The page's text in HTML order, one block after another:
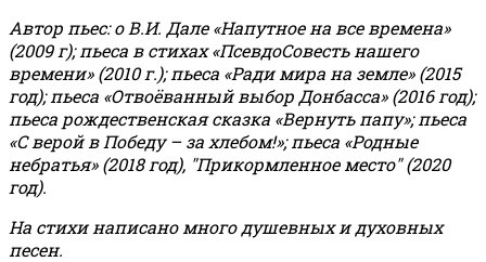
Автор пьес: о В.И. Дале «Напутное на все времена»
(2009 г); пьеса в стихах «ПсевдоСовесть нашего
времени» (2010 г.); пьеса «Ради мира на земле» (2015
год); пьеса «Отвоёванный выбор Донбасса» (2016 год);
пьеса рождественская сказка «Вернуть папу»; пьеса
«С верой в Победу – за хлебом!»;пьеса «Родные
небратья» (2018 год), "Прикормленное место" (2020
год).
На стихи написано много душевных и духовных
песен.